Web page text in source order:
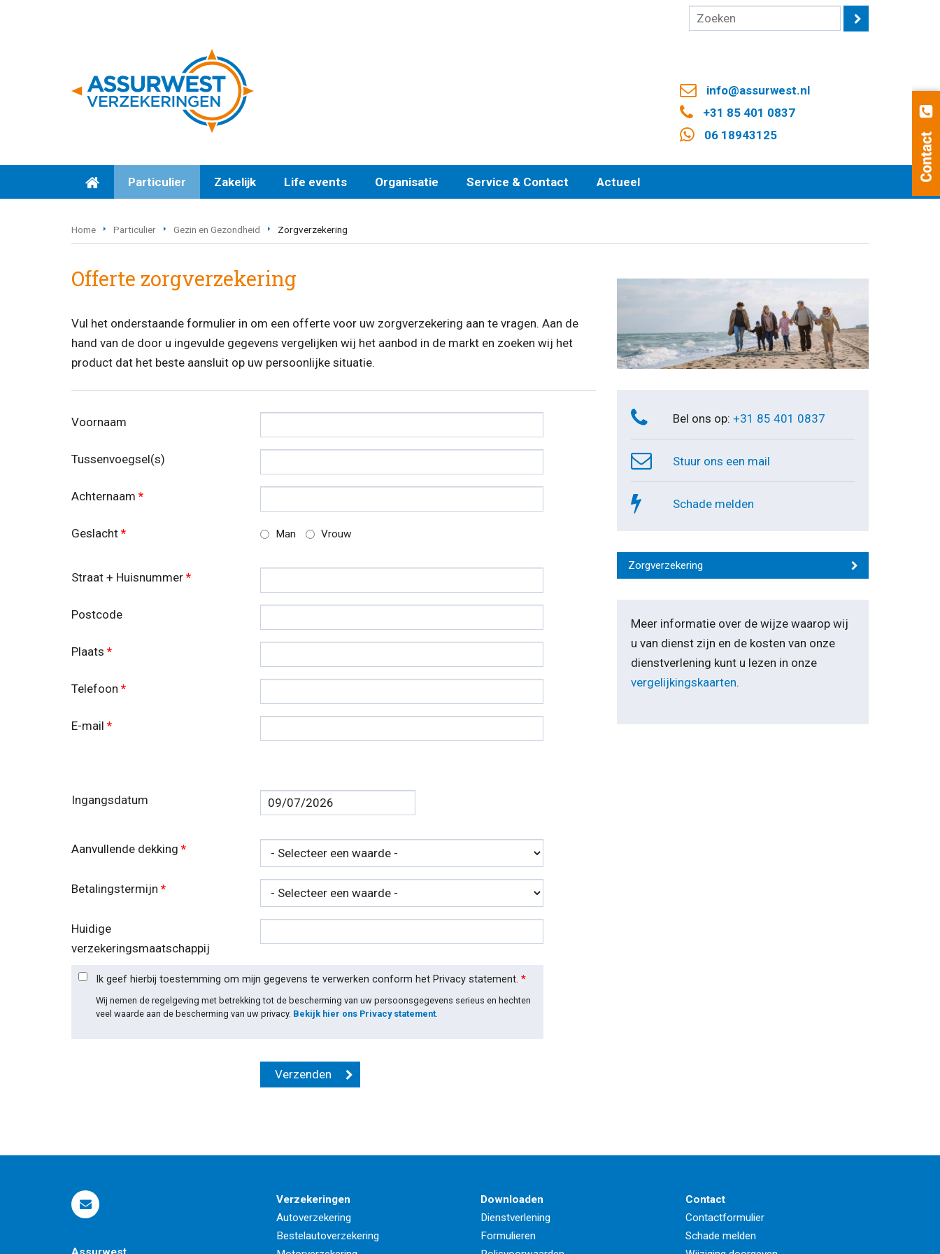
info@assurwest.nl
+31 85 401 0837
06 18943125
Particulier Zakelijk Life events Organisatie Service & Contact Actueel
Home Particulier Gezin en Gezondheid Zorgverzekering
Offerte zorgverzekering
Vul het onderstaande formulier in om een offerte voor uw zorgverzekering aan te vragen. Aan de
hand van de door u ingevulde gegevens vergelijken wij het aanbod in de markt en zoeken wij het
product dat het beste aansluit op uw persoonlijke situatie.
Voornaam
Tussenvoegsel(s)
Achternaam *
Geslacht * Man Vrouw
Straat + Huisnummer *
Postcode
Plaats *
Telefoon *
E-mail *
Ingangsdatum Datum
Aanvullende dekking *
Betalingstermijn *
Huidige
verzekeringsmaatschappij
Ik geef hierbij toestemming om mijn gegevens te verwerken conform het Privacy statement. *
Wij nemen de regelgeving met betrekking tot de bescherming van uw persoonsgegevens serieus en hechten
veel waarde aan de bescherming van uw privacy. Bekijk hier ons Privacy statement.
Bel ons op: +31 85 401 0837
Stuur ons een mail
Schade melden
Zorgverzekering
Meer informatie over de wijze waarop wij
u van dienst zijn en de kosten van onze
dienstverlening kunt u lezen in onze
vergelijkingskaarten.
Verzekeringen
Autoverzekering
Bestelautoverzekering
Downloaden
Dienstverlening
Formulieren
Contact
Contactformulier
Schade melden